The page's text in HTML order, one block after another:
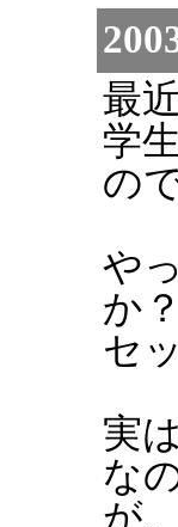
最
学
の
や
か？
セ
実
な
が、